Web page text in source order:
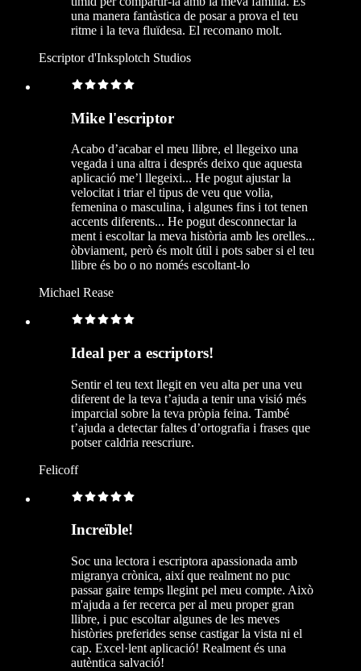
una manera fantàstica de posar a prova el teu
ritme i la teva fluïdesa. El recomano molt.
Escriptor d'Inksplotch Studios
Mike l'escriptor
Acabo d’acabar el meu llibre, el llegeixo una
vegada i una altra i després deixo que aquesta
aplicació me’l llegeixi... He pogut ajustar la
velocitat i triar el tipus de veu que volia,
femenina o masculina, i algunes fins i tot tenen
accents diferents... He pogut desconnectar la
ment i escoltar la meva història amb les orelles...
òbviament, però és molt útil i pots saber si el teu
llibre és bo o no només escoltant-lo
Michael Rease
Ideal per a escriptors!
Sentir el teu text llegit en veu alta per una veu
diferent de la teva t’ajuda a tenir una visió més
imparcial sobre la teva pròpia feina. També
t’ajuda a detectar faltes d’ortografia i frases que
potser caldria reescriure.
Felicoff
Increïble!
Soc una lectora i escriptora apassionada amb
migranya crònica, així que realment no puc
passar gaire temps llegint pel meu compte. Això
m'ajuda a fer recerca per al meu proper gran
llibre, i puc escoltar algunes de les meves
històries preferides sense castigar la vista ni el
cap. Excel·lent aplicació! Realment és una
autèntica salvació!